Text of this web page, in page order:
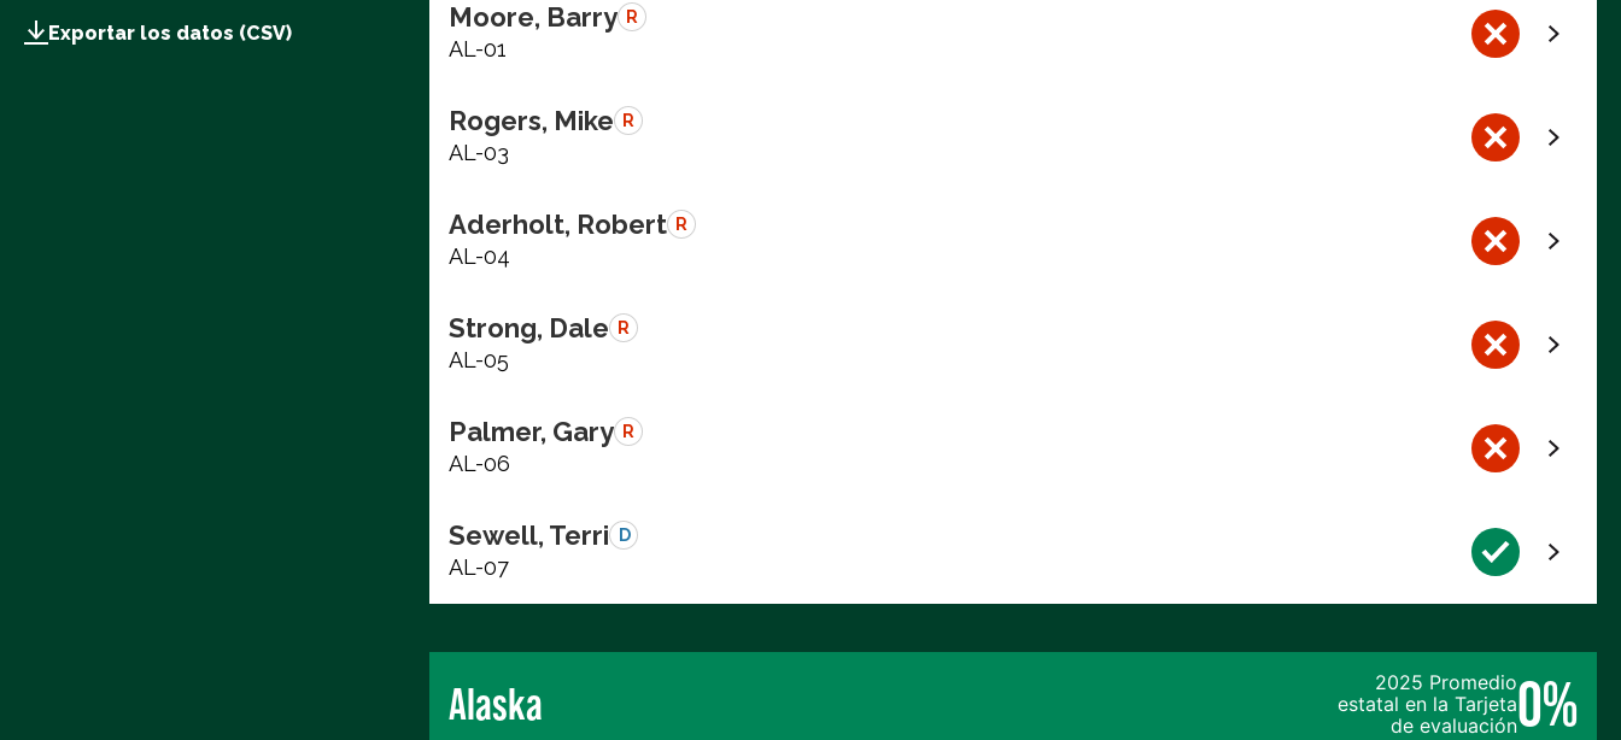
Exportar los datos (CSV) Moore, Barry R
AL-01
Rogers, Mike R
AL-03
Aderholt, Robert R
AL-04
Strong, Dale R
AL-05
Palmer, Gary R
AL-06
Sewell, Terri D
AL-07
Alaska
2025 Promedio
estatal en la Tarjeta
de evaluación0%